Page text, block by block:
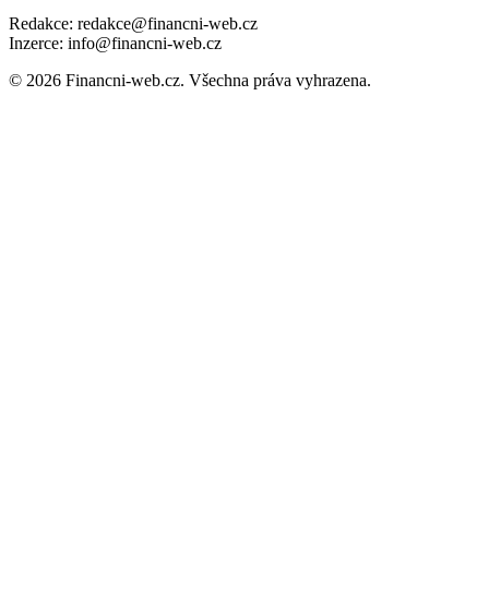
Redakce: redakce@financni-web.cz
Inzerce: info@financni-web.cz
© 2026 Financni-web.cz. Všechna práva vyhrazena.